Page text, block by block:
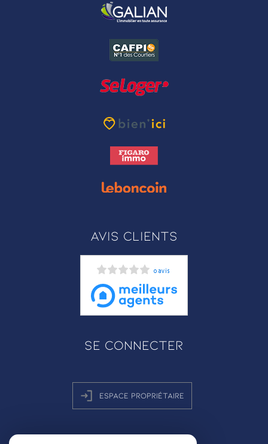
Avis clients
0 avis
Se connecter
Espace propriétaire